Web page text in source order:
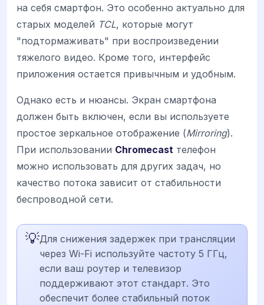
на себя смартфон. Это особенно актуально для
старых моделей TCL, которые могут
"подтормаживать" при воспроизведении
тяжелого видео. Кроме того, интерфейс
приложения остается привычным и удобным.
Однако есть и нюансы. Экран смартфона
должен быть включен, если вы используете
простое зеркальное отображение (Mirroring).
При использовании Chromecast телефон
можно использовать для других задач, но
качество потока зависит от стабильности
беспроводной сети.
💡Для снижения задержек при трансляции
через Wi-Fi используйте частоту 5 ГГц,
если ваш роутер и телевизор
поддерживают этот стандарт. Это
обеспечит более стабильный поток